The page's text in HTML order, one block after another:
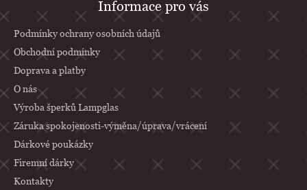
á
a
í
Informace pro vás
Podmínky ochrany osobních údajů
Obchodní podmínky
Doprava a platby
O nás
Výroba šperků Lampglas
Záruka spokojenosti-výměna/úprava/vrácení
Dárkové poukázky
Firemní dárky
Kontakty